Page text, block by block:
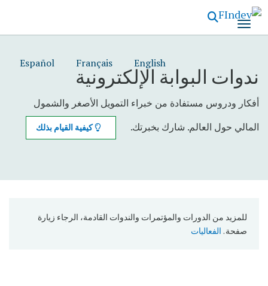
الرئيسي English
Français
Español
ندوات البوابة الإلكترونية
أفكار ودروس مستفادة من خبراء التمويل الأصغر والشمول
المالي حول العالم. شارك بخبرتك.
كيفية القيام بذلك
للمزيد من الدورات والمؤتمرات والندوات القادمة، الرجاء زيارة
صفحة .الفعاليات